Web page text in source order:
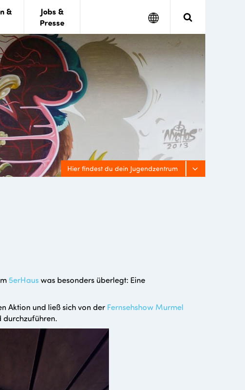
&
Jobs &
Presse
Search
Google
Hier findest du dein Jugendzentrum
5erHauswas besonders überlegt: Eine
Aktion und ließ sich von der Fernsehshow Murmel
durchzuführen.